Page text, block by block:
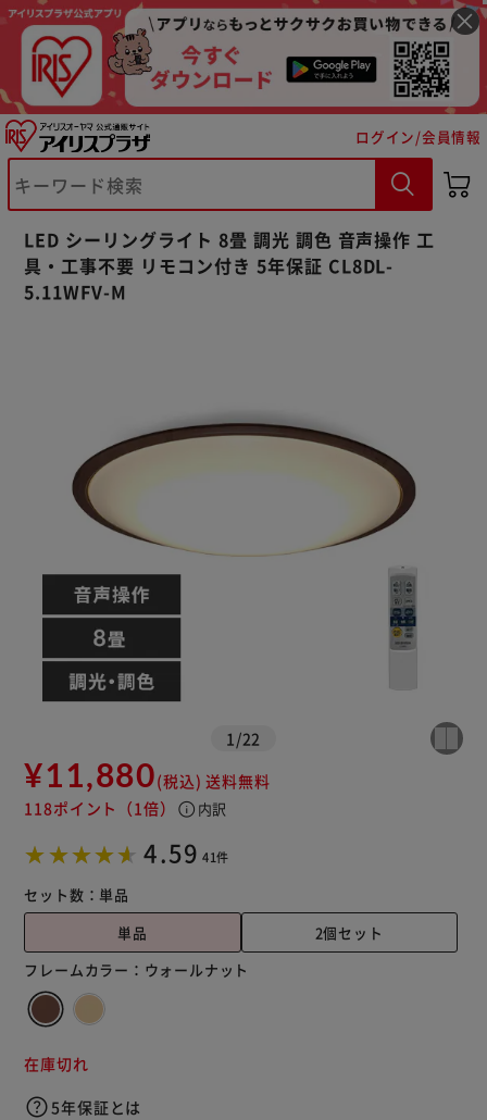
ログイン/会員情報
LED シーリングライト 8畳 調光 調色 音声操作 工
具・工事不要 リモコン付き 5年保証 CL8DL-
5.11WFV-M
1 /22
¥11,880(税込) 送料無料
118ポイント （1倍） info 内訳
4.59 41件
セット数： 単品
単品
2個セット
フレームカラー： ウォールナット
在庫切れ
5年保証とは
※ご確認ください
カートに入れる